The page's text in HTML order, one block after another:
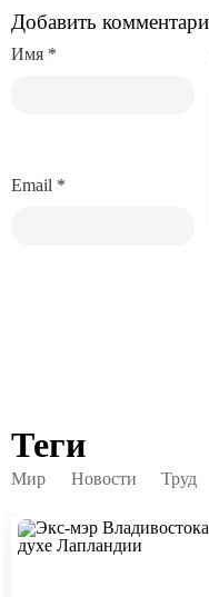
Добавить
Имя *
Email *
Теги
Мир Новости Труд